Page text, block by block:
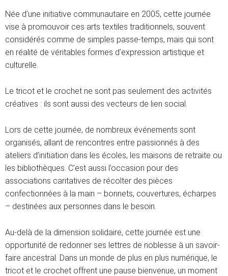
Née d’une initiative communautaire en 2005, cette journée
vise à promouvoir ces arts textiles traditionnels, souvent
considérés comme de simples passe-temps, mais qui sont
en réalité de véritables formes d’expression artistique et
culturelle.
Le tricot et le crochet ne sont pas seulement des activités
créatives : ils sont aussi des vecteurs de lien social.
Lors de cette journée, de nombreux événements sont
organisés, allant de rencontres entre passionnés à des
ateliers d’initiation dans les écoles, les maisons de retraite ou
les bibliothèques. C’est aussi l’occasion pour des
associations caritatives de récolter des pièces
confectionnées à la main – bonnets, couvertures, écharpes
– destinées aux personnes dans le besoin.
Au-delà de la dimension solidaire, cette journée est une
opportunité de redonner ses lettres de noblesse à un savoir-
faire ancestral. Dans un monde de plus en plus numérique, le
tricot et le crochet offrent une pause bienvenue, un moment